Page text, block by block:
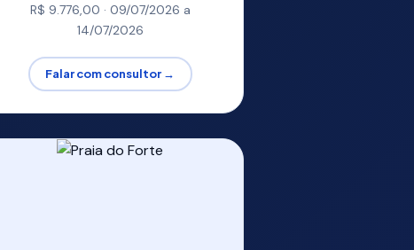
R$ 9.776,00 · 09/07/2026 a
14/07/2026
Falar com consultor →